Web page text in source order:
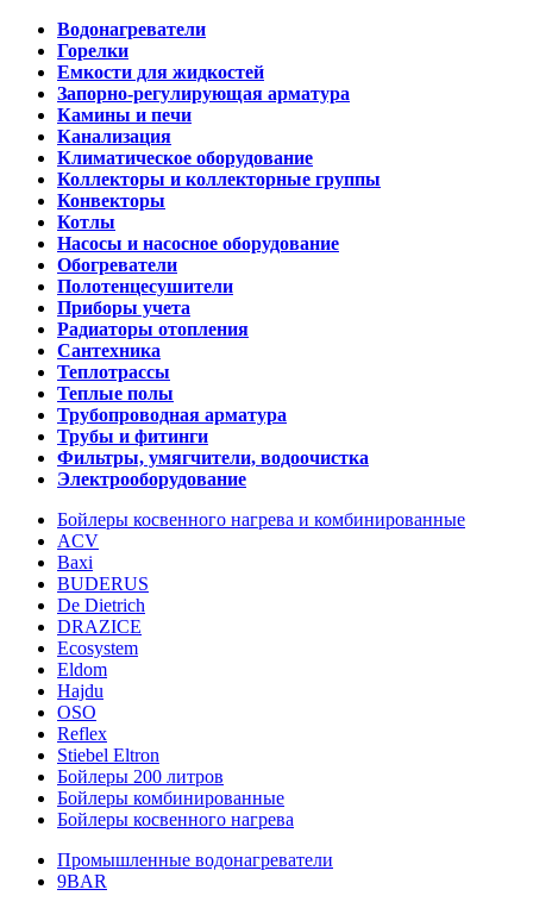
Водонагреватели
Горелки
Емкости для жидкостей
Запорно-регулирующая арматура
Камины и печи
Канализация
Климатическое оборудование
Коллекторы и коллекторные группы
Конвекторы
Котлы
Насосы и насосное оборудование
Обогреватели
Полотенцесушители
Приборы учета
Радиаторы отопления
Сантехника
Теплотрассы
Теплые полы
Трубопроводная арматура
Трубы и фитинги
Фильтры, умягчители, водоочистка
Электрооборудование
Бойлеры косвенного нагрева и комбинированные
ACV
Baxi
BUDERUS
De Dietrich
DRAZICE
Ecosystem
Eldom
Hajdu
OSO
Reflex
Stiebel Eltron
Бойлеры 200 литров
Бойлеры комбинированные
Бойлеры косвенного нагрева
Промышленные водонагреватели
9BAR